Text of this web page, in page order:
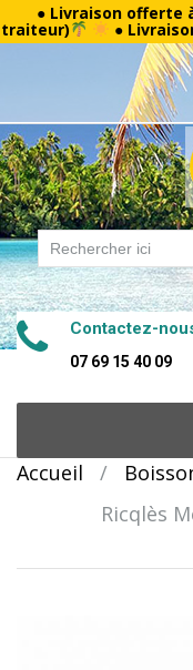
● Livraison offerte
traiteur) ●
Contactez-
07 69 15 40 09
content
Accueil /
Ricqlès